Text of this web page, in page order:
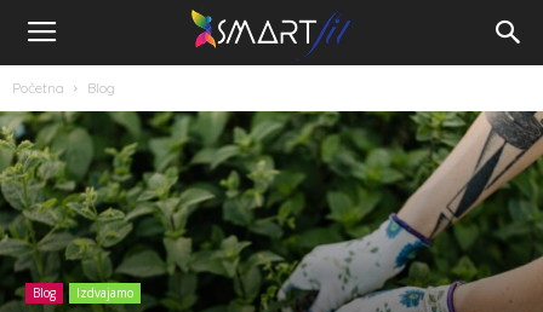
Početna Blog
Blog Izdvajamo